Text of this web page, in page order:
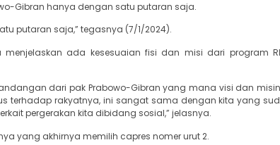
Gibran hanya dengan satu putaran saja.
putaran saja,” tegasnya (7/1/2024).
ada kesesuaian fisi dan misi dari program
dari pak Prabowo-Gibran yang mana visi dan
terhadap rakyatnya, ini sangat sama dengan kita yang
pergerakan kita dibidang sosial,” jelasnya.
yang akhirnya memilih capres nomer urut 2.